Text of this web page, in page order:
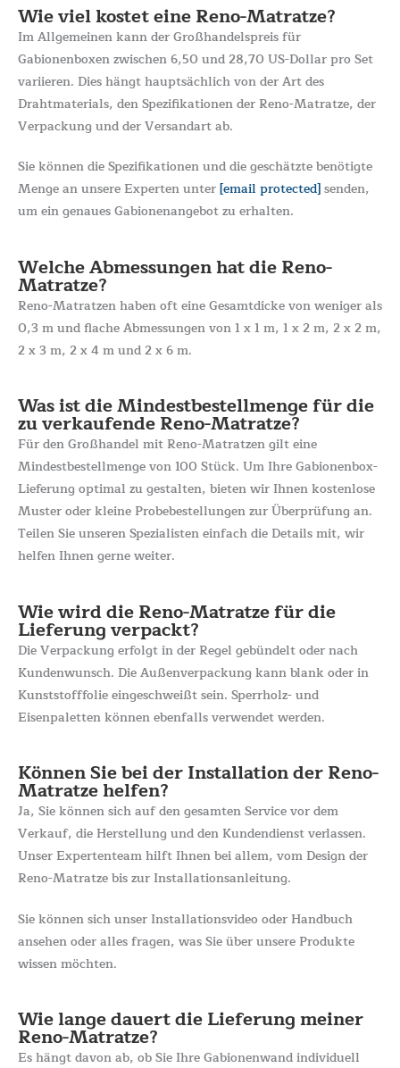
Wie viel kostet eine Reno-Matratze?
Im Allgemeinen kann der Großhandelspreis für
Gabionenboxen zwischen 6,50 und 28,70 US-Dollar pro Set
variieren. Dies hängt hauptsächlich von der Art des
Drahtmaterials, den Spezifikationen der Reno-Matratze, der
Verpackung und der Versandart ab.
Sie können die Spezifikationen und die geschätzte benötigte
Menge an unsere Experten unter[email protected]senden,
um ein genaues Gabionenangebot zu erhalten.
Welche Abmessungen hat die Reno-
Matratze?
Reno-Matratzen haben oft eine Gesamtdicke von weniger als
0,3 m und flache Abmessungen von 1 x 1 m, 1 x 2 m, 2 x 2 m,
2 x 3 m, 2 x 4 m und 2 x 6 m.
Was ist die Mindestbestellmenge für die
zu verkaufende Reno-Matratze?
Für den Großhandel mit Reno-Matratzen gilt eine
Mindestbestellmenge von 100 Stück. Um Ihre Gabionenbox-
Lieferung optimal zu gestalten, bieten wir Ihnen kostenlose
Muster oder kleine Probebestellungen zur Überprüfung an.
Teilen Sie unseren Spezialisten einfach die Details mit, wir
helfen Ihnen gerne weiter.
Wie wird die Reno-Matratze für die
Lieferung verpackt?
Die Verpackung erfolgt in der Regel gebündelt oder nach
Kundenwunsch. Die Außenverpackung kann blank oder in
Kunststofffolie eingeschweißt sein. Sperrholz- und
Eisenpaletten können ebenfalls verwendet werden.
Können Sie bei der Installation der Reno-
Matratze helfen?
Ja, Sie können sich auf den gesamten Service vor dem
Verkauf, die Herstellung und den Kundendienst verlassen.
Unser Expertenteam hilft Ihnen bei allem, vom Design der
Reno-Matratze bis zur Installationsanleitung.
Sie können sich unser Installationsvideo oder Handbuch
ansehen oder alles fragen, was Sie über unsere Produkte
wissen möchten.
Wie lange dauert die Lieferung meiner
Reno-Matratze?
Es hängt davon ab, ob Sie Ihre Gabionenwand individuell